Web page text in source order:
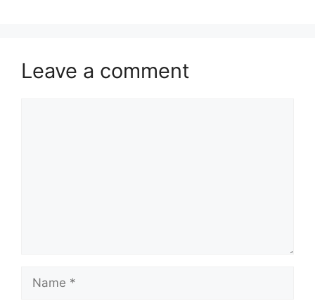
Leave a comment